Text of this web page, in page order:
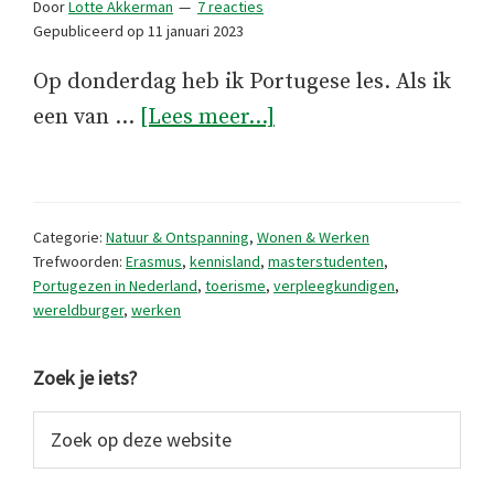
DoorLotte Akkerman
7 reacties
Gepubliceerd op 11 januari 2023
Op donderdag heb ik Portugese les. Als ik
een van … [Lees meer...]
Categorie: Natuur & Ontspanning, Wonen & Werken
Trefwoorden: Erasmus, kennisland, masterstudenten,
Portugezen in Nederland, toerisme, verpleegkundigen,
wereldburger, werken
Primaire
Sidebar
Zoek je iets?
op